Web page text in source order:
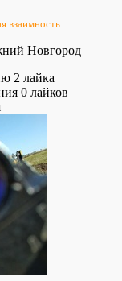
взаимность
Новгород
2 лайка
0 лайков